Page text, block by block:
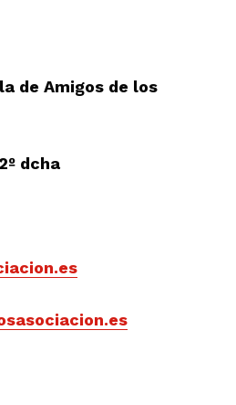
de Amigos de los
dcha